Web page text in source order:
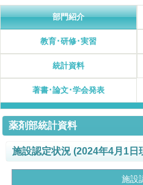
部門紹介
教育･研修･実習
統計資料
著書･論文･学会発表
薬剤部統計資料
施設認定状況 (2024年4月1日
施設